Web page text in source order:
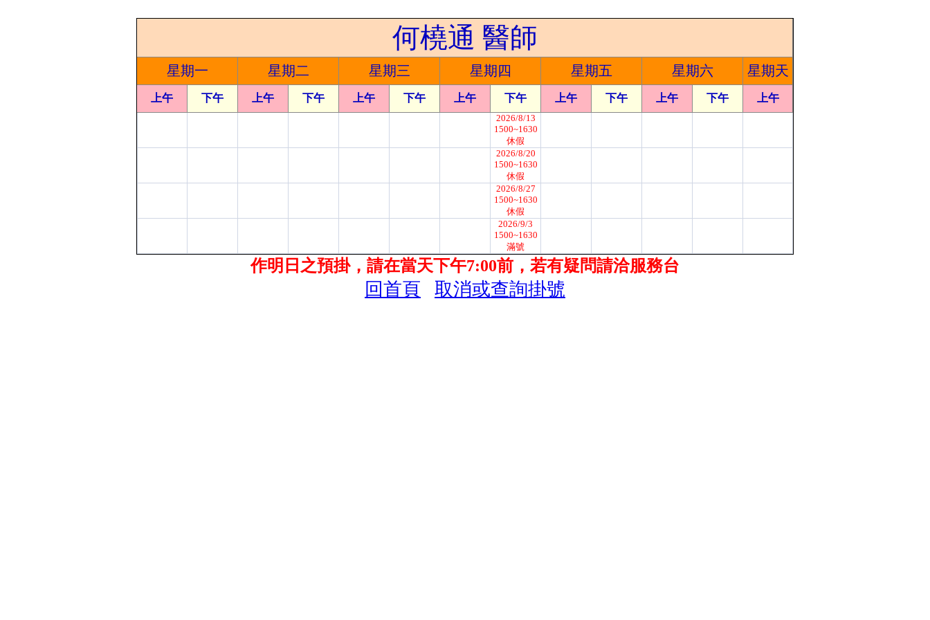
何橈通 醫師
星期一 星期二 星期三 星期四 星期五 星期六 星期天
上午 下午 上午 下午 上午 下午 上午 下午 上午 下午 上午 下午 上午
2026/8/13
1500~1630
休假
2026/8/20
1500~1630
休假
2026/8/27
1500~1630
休假
2026/9/3
1500~1630
滿號
作明日之預掛，請在當天下午7:00前，若有疑問請洽服務台
回首頁 取消或查詢掛號